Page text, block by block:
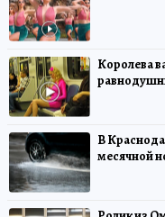
Королева
В
месячной